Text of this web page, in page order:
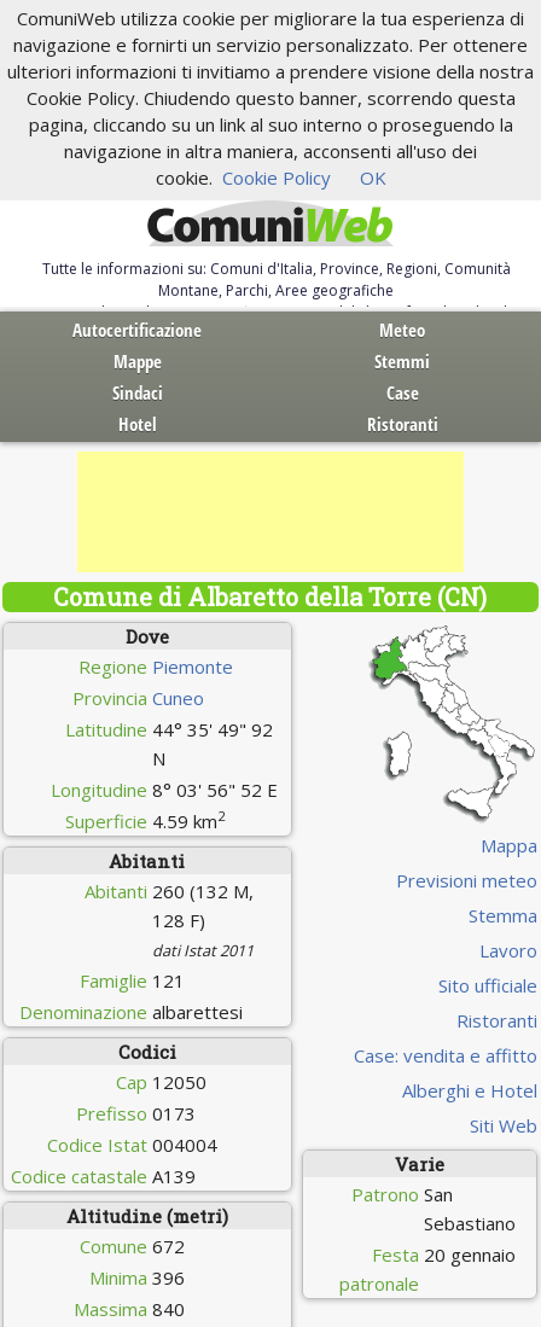
ComuniWeb utilizza cookie per migliorare la tua esperienza di
navigazione e fornirti un servizio personalizzato. Per ottenere
ulteriori informazioni ti invitiamo a prendere visione della nostra
Cookie Policy. Chiudendo questo banner, scorrendo questa
pagina, cliccando su un link al suo interno o proseguendo la
navigazione in altra maniera, acconsenti all'uso dei
cookie. Cookie Policy OK
Tutte le informazioni su: Comuni d'Italia, Province, Regioni, Comunità
Montane, Parchi, Aree geografiche
Servizi al Cittadino. Autocertificazione, moduli, leggi, free download
Autocertificazione
Meteo
Mappe
Stemmi
Sindaci
Case
Hotel
Ristoranti
Comune di Albaretto della Torre (CN)
Dove
Regione Piemonte
Provincia Cuneo
Latitudine 44° 35' 49" 92
N
Longitudine 8° 03' 56" 52 E
Superficie 4.59 km2
Abitanti
Abitanti 260 (132 M,
128 F)
dati Istat 2011
Famiglie 121
Denominazione albarettesi
Codici
Cap 12050
Prefisso 0173
Codice Istat 004004
Codice catastale A139
Altitudine (metri)
Comune 672
Minima 396
Massima 840
Mappa
Previsioni meteo
Stemma
Lavoro
Sito ufficiale
Ristoranti
Case: vendita e affitto
Alberghi e Hotel
Siti Web
Varie
Patrono San
Sebastiano
Festa
patronale
20 gennaio